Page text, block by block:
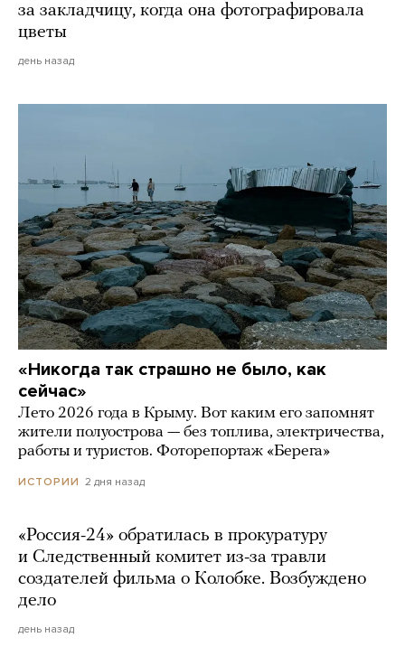
за закладчицу, когда она фотографировала
цветы
день назад
«Никогда так страшно не было, как
сейчас»
Лето 2026 года в Крыму. Вот каким его запомнят
жители полуострова — без топлива, электричества,
работы и туристов. Фоторепортаж «Берега»
ИСТОРИИ 2 дня назад
«Россия-24» обратилась в прокуратуру
и Следственный комитет из-за травли
создателей фильма о Колобке. Возбуждено
дело
день назад